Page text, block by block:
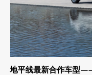
地平线最新合作车型